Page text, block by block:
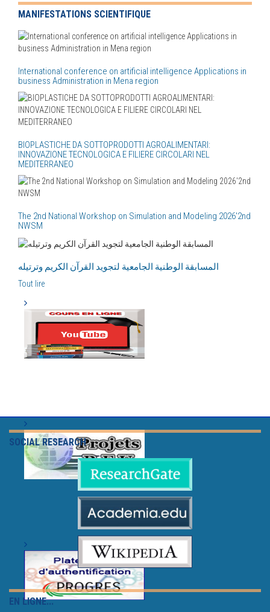
MANIFESTATIONS SCIENTIFIQUE
International conference on artificial intelligence Applications in
business Administration in Mena region
BIOPLASTICHE DA SOTTOPRODOTTI AGROALIMENTARI:
INNOVAZIONE TECNOLOGICA E FILIERE CIRCOLARI NEL
MEDITERRANEO
The 2nd National Workshop on Simulation and Modeling 2026'2nd
NWSM
المسابقة الوطنية الجامعية لتجويد القرآن الكريم وترتيله
Tout lire
SOCIAL RESEARCH
EN LIGNE...